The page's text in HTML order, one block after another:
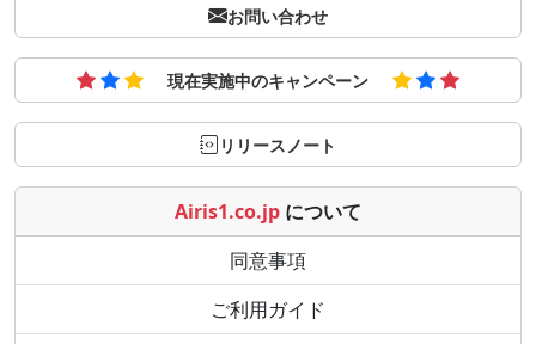
お問い合わせ
現在実施中のキャンペーン
リリースノート
Airis1.co.jp について
同意事項
ご利用ガイド